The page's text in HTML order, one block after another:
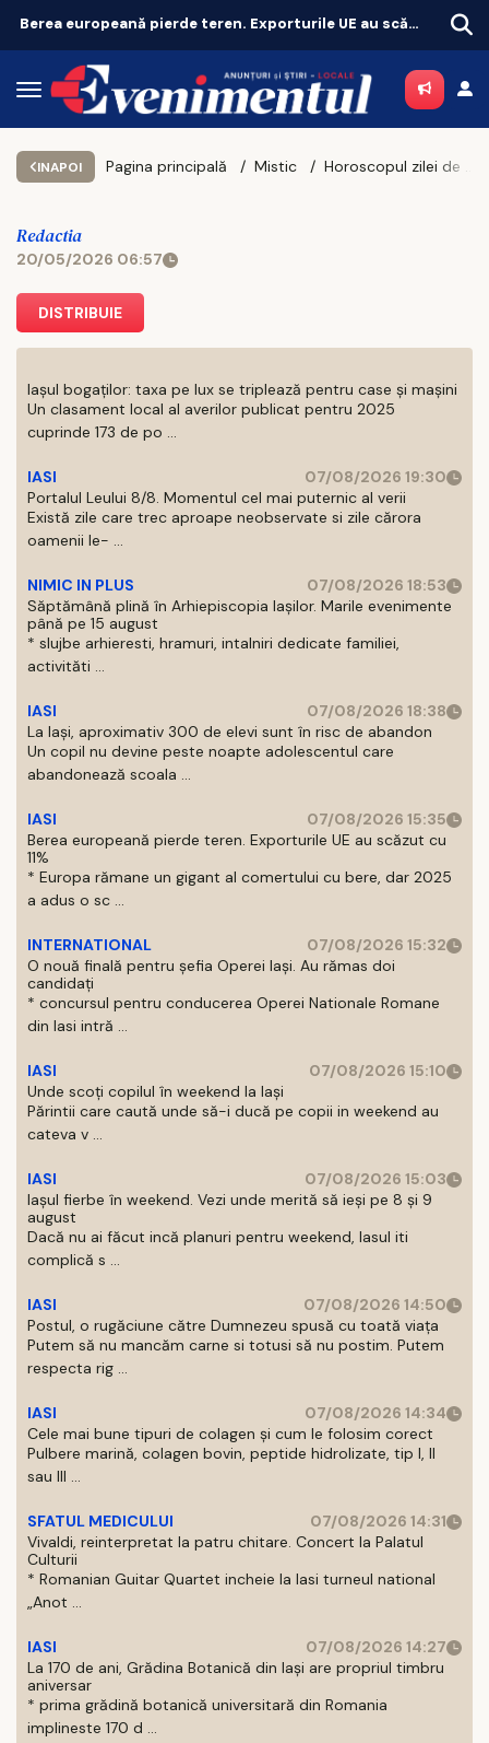
Berea europeană pierde teren. Exporturile UE au scăzut cu 11% O nouă finală pentru șefia Operei Iași. Au rămas doi candidați
INAPOI Pagina principală Mistic Horoscopul zilei de miercuri, 20 mai 2026
Redactia
20/05/2026 06:57
DISTRIBUIE
Iașul bogaților: taxa pe lux se triplează pentru case și mașini
Un clasament local al averilor publicat pentru 2025
cuprinde 173 de po ...
IASI
07/08/2026 19:30
Portalul Leului 8/8. Momentul cel mai puternic al verii
Există zile care trec aproape neobservate si zile cărora
oamenii le- ...
NIMIC IN PLUS
07/08/2026 18:53
Săptămână plină în Arhiepiscopia Iașilor. Marile evenimente
până pe 15 august
* slujbe arhieresti, hramuri, intalniri dedicate familiei,
activităti ...
IASI
07/08/2026 18:38
La Iași, aproximativ 300 de elevi sunt în risc de abandon
Un copil nu devine peste noapte adolescentul care
abandonează scoala ...
IASI
07/08/2026 15:35
Berea europeană pierde teren. Exporturile UE au scăzut cu
11%
* Europa rămane un gigant al comertului cu bere, dar 2025
a adus o sc ...
INTERNATIONAL
07/08/2026 15:32
O nouă finală pentru șefia Operei Iași. Au rămas doi
candidați
* concursul pentru conducerea Operei Nationale Romane
din Iasi intră ...
IASI
07/08/2026 15:10
Unde scoți copilul în weekend la Iași
Părintii care caută unde să-i ducă pe copii in weekend au
cateva v ...
IASI
07/08/2026 15:03
Iașul fierbe în weekend. Vezi unde merită să ieși pe 8 și 9
august
Dacă nu ai făcut incă planuri pentru weekend, Iasul iti
complică s ...
IASI
07/08/2026 14:50
Postul, o rugăciune către Dumnezeu spusă cu toată viața
Putem să nu mancăm carne si totusi să nu postim. Putem
respecta rig ...
IASI
07/08/2026 14:34
Cele mai bune tipuri de colagen și cum le folosim corect
Pulbere marină, colagen bovin, peptide hidrolizate, tip I, II
sau III ...
SFATUL MEDICULUI
07/08/2026 14:31
Vivaldi, reinterpretat la patru chitare. Concert la Palatul
Culturii
* Romanian Guitar Quartet incheie la Iasi turneul national
„Anot ...
IASI
07/08/2026 14:27
La 170 de ani, Grădina Botanică din Iași are propriul timbru
aniversar
* prima grădină botanică universitară din Romania
implineste 170 d ...